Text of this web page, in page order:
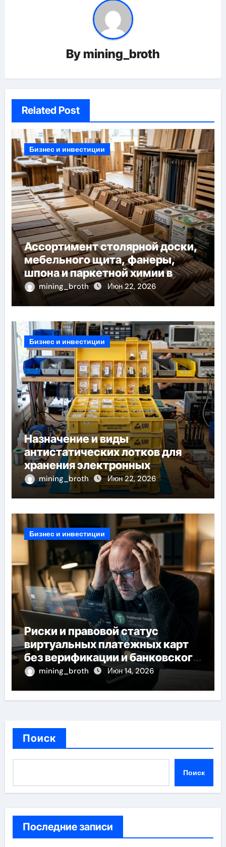
By mining_broth
Related Post
Бизнес и инвестиции
Ассортимент столярной доски,
мебельного щита, фанеры,
шпона и паркетной химии в
каталоге
mining_broth Июн 22, 2026
Бизнес и инвестиции
Назначение и виды
антистатических лотков для
хранения электронных
компонентов
mining_broth Июн 22, 2026
Бизнес и инвестиции
Риски и правовой статус
виртуальных платежных карт
без верификации и банковского
участия с пополнением
mining_broth Июн 14, 2026
Поиск
Поиск
Последние записи